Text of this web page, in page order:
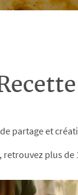
partage et
plus